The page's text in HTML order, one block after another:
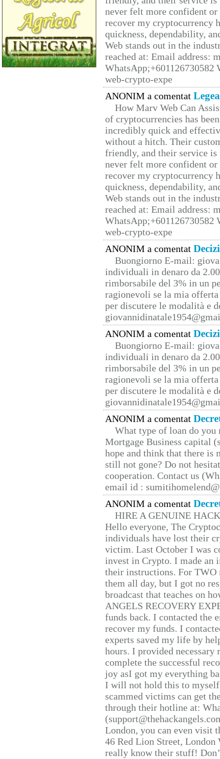
never felt more confident
recover my cryptocurrency
quickness, dependability,
Web stands out in the
reached at: Email address:
web-crypto-expe
ANONIM a comentat
How Marv Web Can
of cryptocurrencies has
incredibly quick and
without a hitch. Their
friendly, and their service
never felt more confident
recover my cryptocurrency
quickness, dependability,
Web stands out in the
reached at: Email address:
web-crypto-expe
ANONIM a comentat
Buongiorno E-mail:
individuali in denaro da
rimborsabile del 3% in un
ragionevoli se la mia
per discutere le modalità e
ANONIM a comentat
Buongiorno E-mail:
individuali in denaro da
rimborsabile del 3% in un
ragionevoli se la mia
per discutere le modalità e
ANONIM a comentat
What type of loan do you
Mortgage Business capital
hope and think that there is
still not gone? Do not
cooperation. Contact us
email id :
ANONIM a comentat
HIRE A GENUINE
Hello everyone, The
individuals have lost their
victim. Last October I was
invest in Crypto. I made
their instructions. For TWO
them all day, but I got no
broadcast that teaches on
ANGELS RECOVERY
funds back. I contacted the
recover my funds. I
experts saved my life by
hours. I provided
complete the successful
joy asI got my everything
I will not hold this to
scammed victims can get
through their hotline at:
London, you can even visit
46 Red Lion Street, London
really know their stuff!